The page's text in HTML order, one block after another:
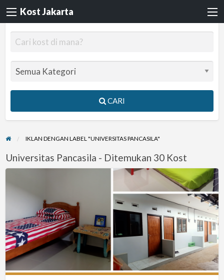
Kost Jakarta
CARI
IKLAN DENGAN LABEL "UNIVERSITAS PANCASILA"
Universitas Pancasila - Ditemukan 30 Kost
Kost
Jagakarsa
JakSel